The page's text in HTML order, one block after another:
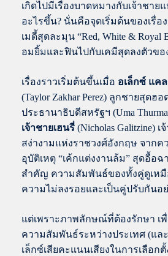
เกิดไปมีเรื่องบาดหมางกับเจ้าชาย
อะไรขึ้น? นั่นคือจุดเริ่มต้นของเรื่อ
เมดี้สุดละมุน “Red, White &
อมยิ้มและฟินไปกับเคมีสุดลงตัวขอ
เรื่องราวเริ่มต้นขึ้นเมื่อ อเล็กซ์ แค
(Taylor Zakhar Perez) ลูกชายสุดฮ
ประธานาธิบดีสหรัฐฯ (Uma
เจ้าชายเฮนรี่(Nicholas Galitzine)
สง่างามแห่งราชวงศ์อังกฤษ จากค
อุบัติเหตุ “เค้กแต่งงานล้ม” สุดอื้อ
สำคัญ ความสัมพันธ์ของทั้งคู่ดูเหมื
ความไม่ลงรอยและเป็นคู่ปรับกันอ
แต่เพราะภาพลักษณ์ที่ต้องรักษา เ
ความสัมพันธ์ระหว่างประเทศ (แล
เล็กซ์เสียคะแนนเสียงในการเลือก